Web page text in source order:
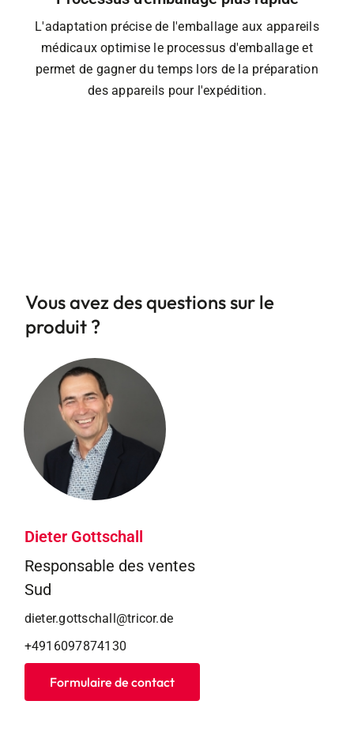
L'adaptation précise de l'emballage aux appareils
médicaux optimise le processus d'emballage et
permet de gagner du temps lors de la préparation
des appareils pour l'expédition.
Vous avez des questions sur le
produit ?
Dieter Gottschall
Responsable des ventes
Sud
dieter.gottschall@tricor.de
+4916097874130
Formulaire de contact